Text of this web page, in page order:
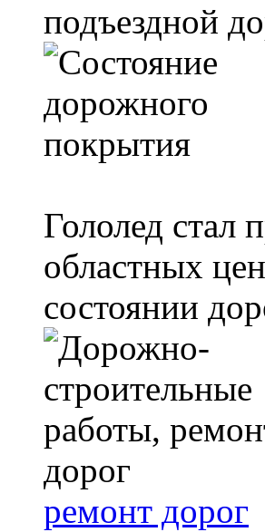
подъездной
Гололед стал
областных
состоянии
ремонт дорог